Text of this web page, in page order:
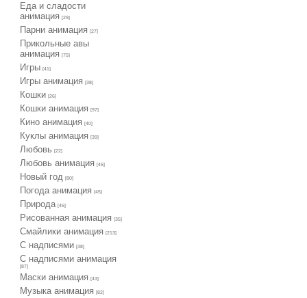
Еда и сладости
анимация
[29]
Парни анимация [27]
Прикольные авы
анимация
[75]
Игры [41]
Игры анимация [38]
Кошки [26]
Кошки анимация [97]
Кино анимация [40]
Куклы анимация [39]
Любовь [22]
Любовь анимация [46]
Новый год [80]
Погода анимация [45]
Природа [45]
Рисованная анимация [35]
Смайлики анимация [213]
С надписями [38]
С надписями анимация
[87]
Маски анимация [43]
Музыка анимация [82]